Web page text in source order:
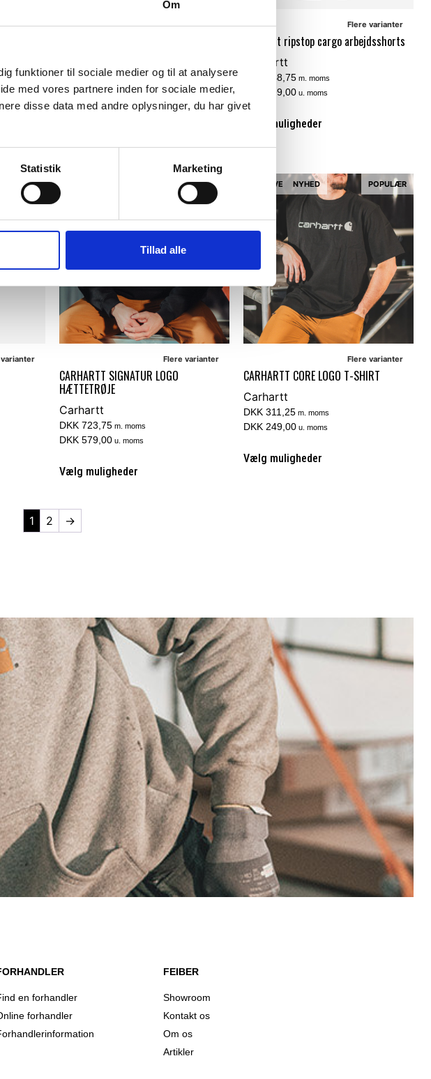
Om
funktioner til sociale medier og til at analysere
med vores partnere inden for sociale medier,
disse data med andre oplysninger, du har givet
Statistik Marketing
Tillad alle
Flere varianter
DKK 748,75 m. moms
DKK 599,00u. moms
Flere varianter
Carhartt ripstop cargo arbejdsshorts
Carhartt
DKK 748,75 m. moms
DKK 599,00 u. moms
Vælg muligheder
POPULÆR
Flere varianter
CARHARTT SIGNATUR LOGO
HÆTTETRØJE
Carhartt
DKK 723,75 m. moms
DKK 579,00 u. moms
Vælg muligheder
NY FARVE NYHED POPULÆR
Flere varianter
CARHARTT CORE LOGO T-SHIRT
Carhartt
DKK 311,25 m. moms
DKK 249,00 u. moms
Vælg muligheder
1 2 →
en forhandler
forhandler
FEIBER
Showroom
Kontakt os
Om os
Artikler